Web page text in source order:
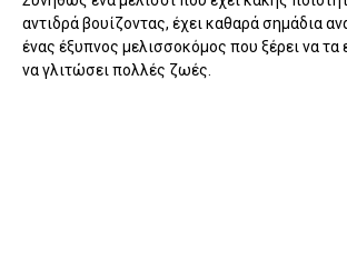
αντιδρά βουίζοντας, έχει καθαρά σημάδια
ένας έξυπνος μελισσοκόμος που ξέρει να τα
να γλιτώσει πολλές ζωές.